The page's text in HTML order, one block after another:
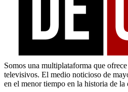
Somos una multiplataforma que
televisivos. El medio noticioso de
en el menor tiempo en la historia de